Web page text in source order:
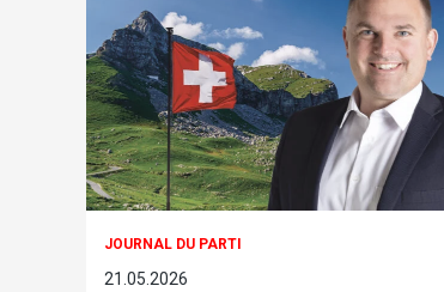
JOURNAL DU PARTI
21.05.2026